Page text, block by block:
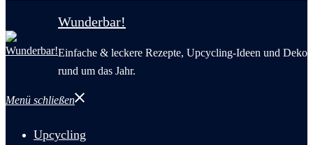
Wunderbar!
Einfache & leckere Rezepte, Upcycling-Ideen und Deko
rund um das Jahr.
Menü schließen
Upcycling